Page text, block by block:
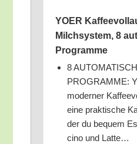
YOER
Milch­sys­tem, 8
Programme
8
PROGRAMME:
moder­ner
eine prak­ti­sche
der du bequem
ci­no und Latte…